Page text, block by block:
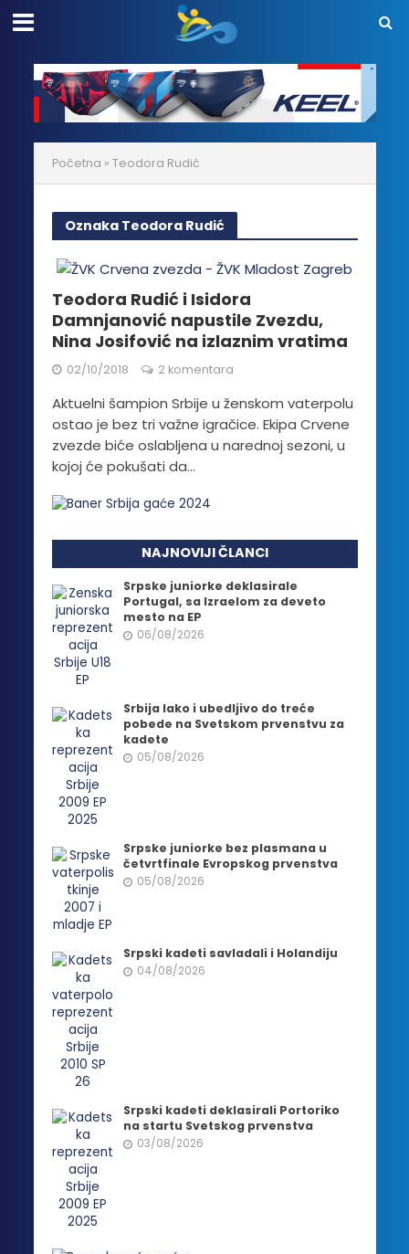
Početna » Teodora Rudić
Oznaka Teodora Rudić
Teodora Rudić i Isidora
Damnjanović napustile Zvezdu,
Nina Josifović na izlaznim vratima
02/10/2018 2 komentara
Aktuelni šampion Srbije u ženskom vaterpolu
ostao je bez tri važne igračice. Ekipa Crvene
zvezde biće oslabljena u narednoj sezoni, u
kojoj će pokušati da...
NAJNOVIJI ČLANCI
Srpske juniorke deklasirale
Portugal, sa Izraelom za deveto
mesto na EP
06/08/2026
Srbija lako i ubedljivo do treće
pobede na Svetskom prvenstvu za
kadete
05/08/2026
Srpske juniorke bez plasmana u
četvrtfinale Evropskog prvenstva
05/08/2026
Srpski kadeti savladali i Holandiju
04/08/2026
Srpski kadeti deklasirali Portoriko
na startu Svetskog prvenstva
03/08/2026